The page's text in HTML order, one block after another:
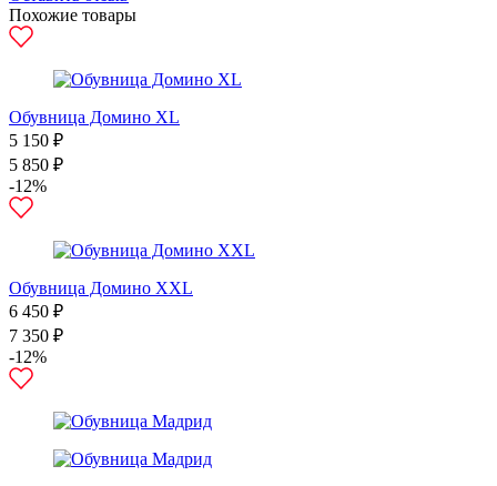
Похожие товары
Обувница Домино XL
5 150 ₽
5 850 ₽
-12%
Обувница Домино XXL
6 450 ₽
7 350 ₽
-12%